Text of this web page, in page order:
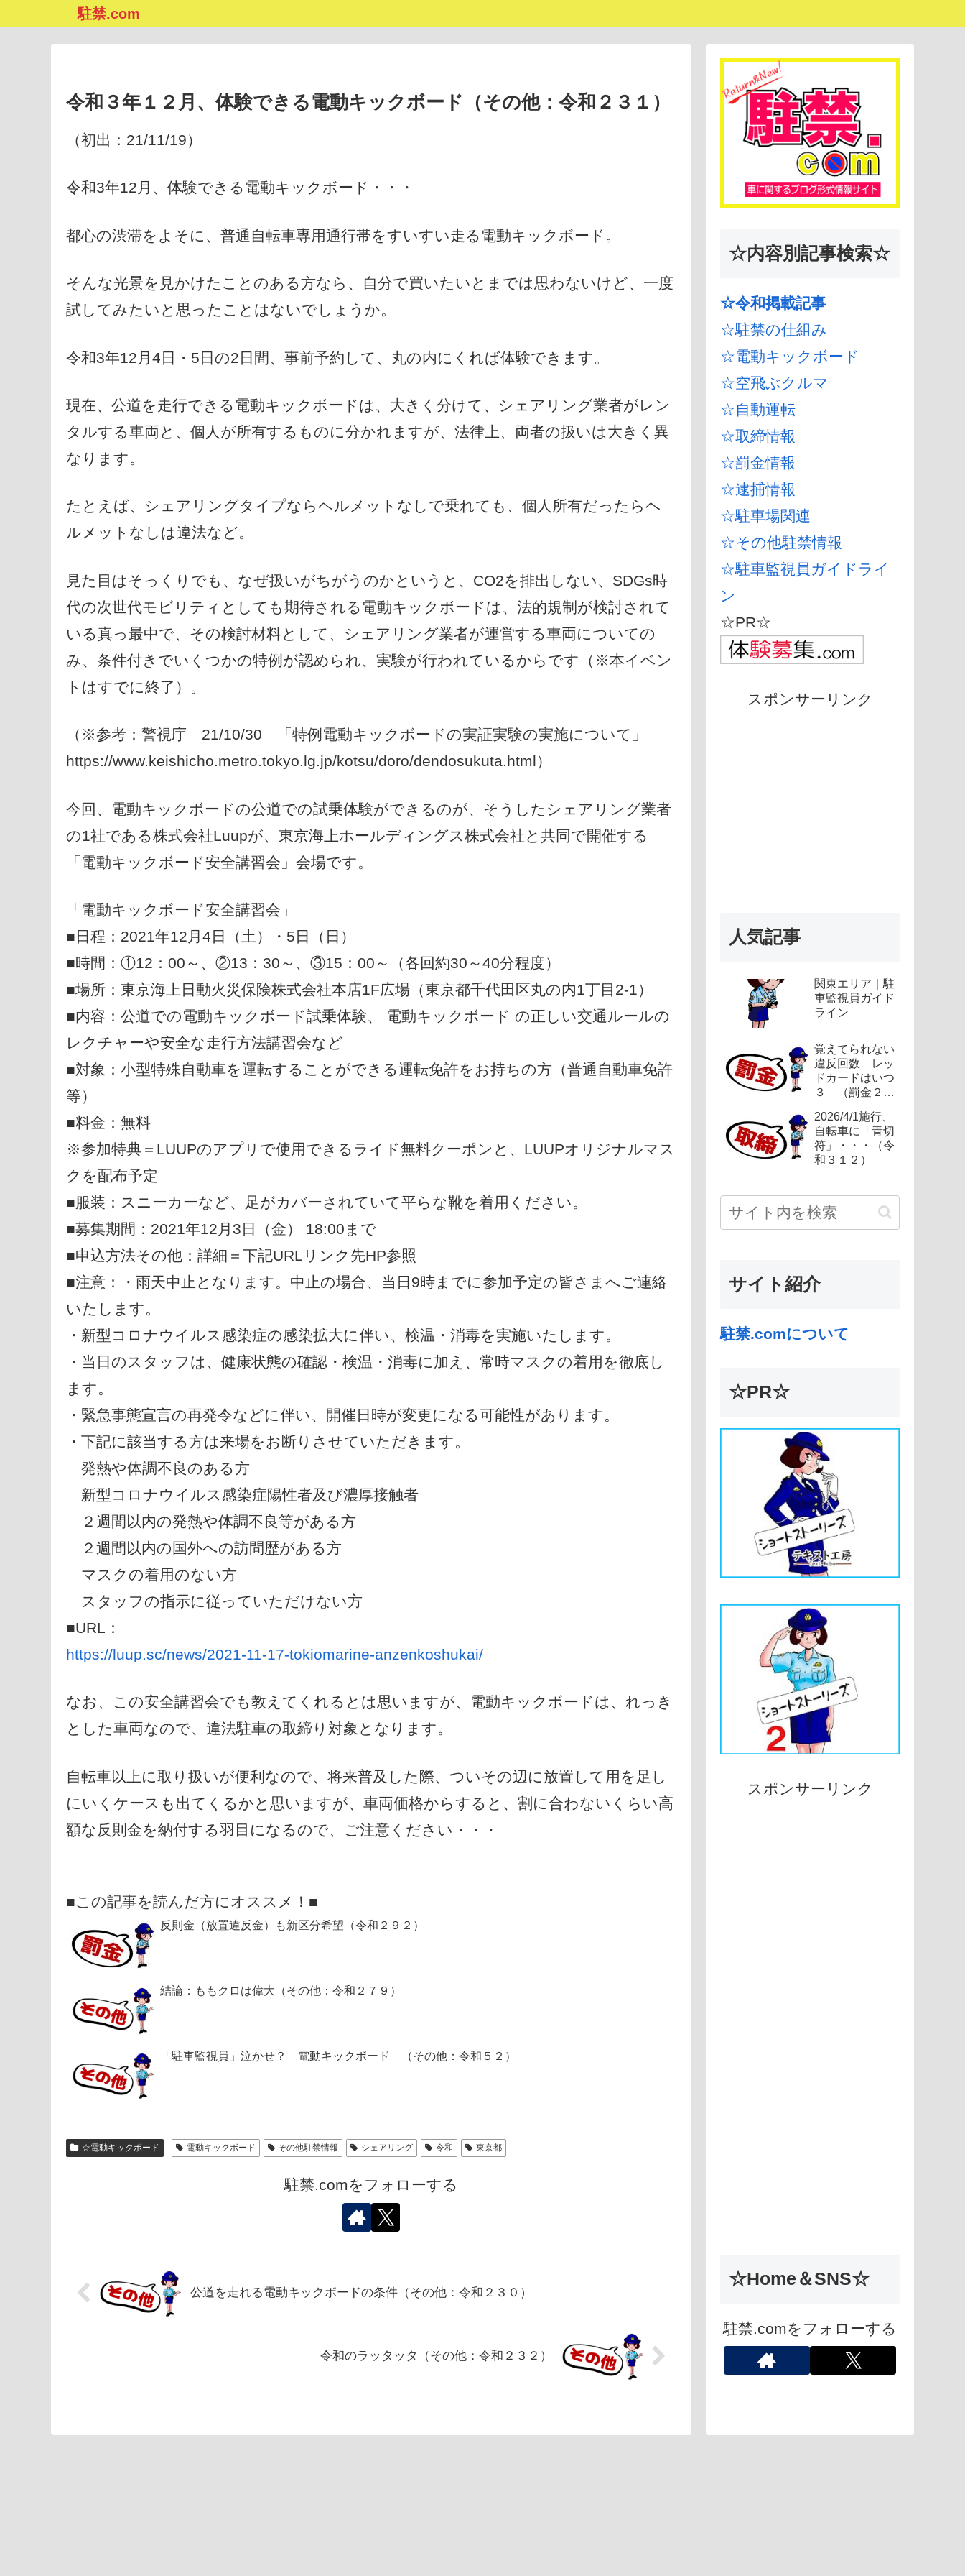
駐禁.com
令和３年１２月、体験できる電動キックボード（その他：令和２３１）
（初出：21/11/19）
令和3年12月、体験できる電動キックボード・・・
都心の渋滞をよそに、普通自転車専用通行帯をすいすい走る電動キックボード。
そんな光景を見かけたことのある方なら、自分で買いたいとまでは思わないけど、一度
試してみたいと思ったことはないでしょうか。
令和3年12月4日・5日の2日間、事前予約して、丸の内にくれば体験できます。
現在、公道を走行できる電動キックボードは、大きく分けて、シェアリング業者がレン
タルする車両と、個人が所有するものに分かれますが、法律上、両者の扱いは大きく異
なります。
たとえば、シェアリングタイプならヘルメットなしで乗れても、個人所有だったらヘ
ルメットなしは違法など。
見た目はそっくりでも、なぜ扱いがちがうのかというと、CO2を排出しない、SDGs時
代の次世代モビリティとしても期待される電動キックボードは、法的規制が検討されて
いる真っ最中で、その検討材料として、シェアリング業者が運営する車両についての
み、条件付きでいくつかの特例が認められ、実験が行われているからです（※本イベン
トはすでに終了）。
（※参考：警視庁 21/10/30 「特例電動キックボードの実証実験の実施について」
https://www.keishicho.metro.tokyo.lg.jp/kotsu/doro/dendosukuta.html）
今回、電動キックボードの公道での試乗体験ができるのが、そうしたシェアリング業者
の1社である株式会社Luupが、東京海上ホールディングス株式会社と共同で開催する
「電動キックボード安全講習会」会場です。
「電動キックボード安全講習会」
■日程：2021年12月4日（土）・5日（日）
■時間：①12：00～、②13：30～、③15：00～（各回約30～40分程度）
■場所：東京海上日動火災保険株式会社本店1F広場（東京都千代田区丸の内1丁目2-1）
■内容：公道での電動キックボード試乗体験、 電動キックボード の正しい交通ルールの
レクチャーや安全な走行方法講習会など
■対象：小型特殊自動車を運転することができる運転免許をお持ちの方（普通自動車免許
等）
■料金：無料
※参加特典＝LUUPのアプリで使用できるライド無料クーポンと、LUUPオリジナルマス
クを配布予定
■服装：スニーカーなど、足がカバーされていて平らな靴を着用ください。
■募集期間：2021年12月3日（金） 18:00まで
■申込方法その他：詳細＝下記URLリンク先HP参照
■注意：・雨天中止となります。中止の場合、当日9時までに参加予定の皆さまへご連絡
いたします。
・新型コロナウイルス感染症の感染拡大に伴い、検温・消毒を実施いたします。
・当日のスタッフは、健康状態の確認・検温・消毒に加え、常時マスクの着用を徹底し
ます。
・緊急事態宣言の再発令などに伴い、開催日時が変更になる可能性があります。
・下記に該当する方は来場をお断りさせていただきます。
発熱や体調不良のある方
新型コロナウイルス感染症陽性者及び濃厚接触者
２週間以内の発熱や体調不良等がある方
２週間以内の国外への訪問歴がある方
マスクの着用のない方
スタッフの指示に従っていただけない方
■URL：
https://luup.sc/news/2021-11-17-tokiomarine-anzenkoshukai/
なお、この安全講習会でも教えてくれるとは思いますが、電動キックボードは、れっき
とした車両なので、違法駐車の取締り対象となります。
自転車以上に取り扱いが便利なので、将来普及した際、ついその辺に放置して用を足し
にいくケースも出てくるかと思いますが、車両価格からすると、割に合わないくらい高
額な反則金を納付する羽目になるので、ご注意ください・・・
■この記事を読んだ方にオススメ！■
反則金（放置違反金）も新区分希望（令和２９２）
結論：ももクロは偉大（その他：令和２７９）
「駐車監視員」泣かせ？ 電動キックボード （その他：令和５２）
☆電動キックボード 電動キックボード その他駐禁情報 シェアリング 令和 東京都
駐禁.comをフォローする
公道を走れる電動キックボードの条件（その他：令和２３０）
令和のラッタッタ（その他：令和２３２）
☆内容別記事検索☆
☆令和掲載記事
☆駐禁の仕組み
☆電動キックボード
☆空飛ぶクルマ
☆自動運転
☆取締情報
☆罰金情報
☆逮捕情報
☆駐車場関連
☆その他駐禁情報
☆駐車監視員ガイドライ
ン
☆PR☆
スポンサーリンク
人気記事
関東エリア｜駐
車監視員ガイド
ライン
覚えてられない
違反回数 レッ
ドカードはいつ
３ （罰金２
2026/4/1施行、
自転車に「青切
符」・・・（令
和３１２）
サイト紹介
駐禁.comについて
☆PR☆
スポンサーリンク
☆Home＆SNS☆
駐禁.comをフォローする